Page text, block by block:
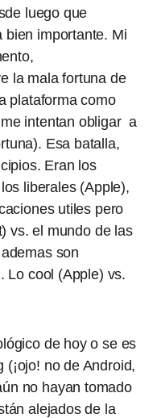
luego que
bien importante. Mi
la mala fortuna de
plataforma como
intentan obligar a
Esa batalla,
Eran los
liberales (Apple),
utiles pero
vs. el mundo de las
son
Lo cool (Apple) vs.
de hoy o se es
no de Android,
no hayan tomado
alejados de la